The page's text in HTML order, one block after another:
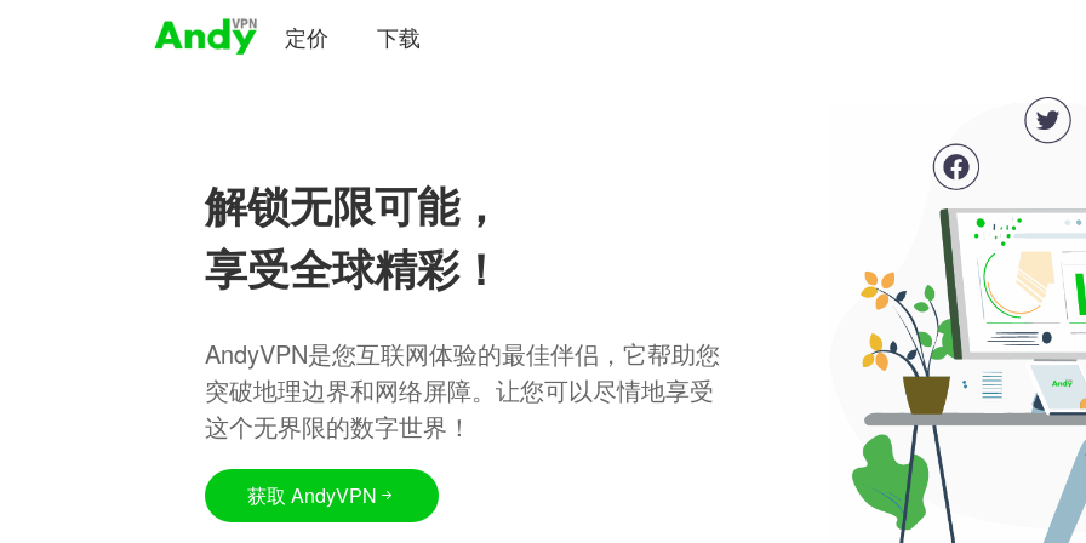
定价 下载
解锁无限可能，
享受全球精彩！
AndyVPN是您互联网体验的最佳伴侣，它帮助您
突破地理边界和网络屏障。让您可以尽情地享受
这个无界限的数字世界！
获取 AndyVPN